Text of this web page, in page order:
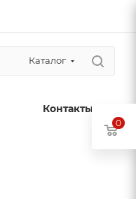
Каталог
Контакты
0